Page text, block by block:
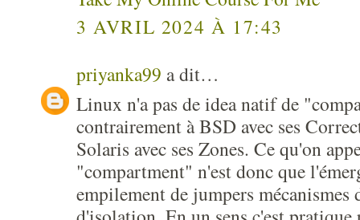
3 AVRIL 2024 À 17:43
priyanka99 a dit…
Linux n'a pas de idea natif de
contrairement à BSD avec ses
Solaris avec ses Zones. Ce qu'on
"compartment" n'est donc que
empilement de jumpers mécanismes